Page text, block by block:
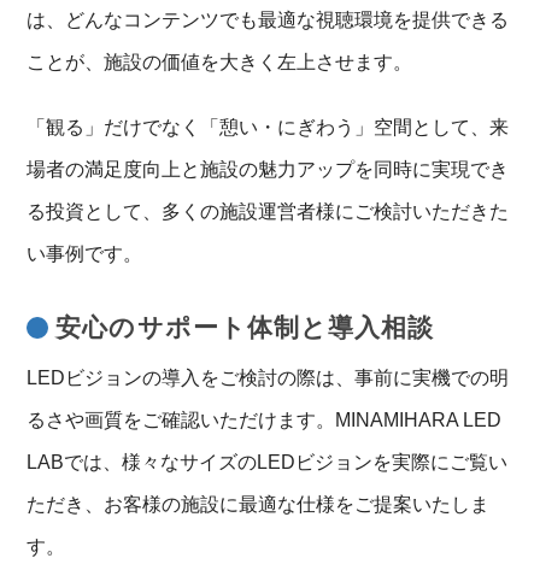
は、どんなコンテンツでも最適な視聴環境を提供できる
ことが、施設の価値を大きく左上させます。
「観る」だけでなく「憩い・にぎわう」空間として、来
場者の満足度向上と施設の魅力アップを同時に実現でき
る投資として、多くの施設運営者様にご検討いただきた
い事例です。
安心のサポート体制と導入相談
LEDビジョンの導入をご検討の際は、事前に実機での明
るさや画質をご確認いただけます。MINAMIHARA LED
LABでは、様々なサイズのLEDビジョンを実際にご覧い
ただき、お客様の施設に最適な仕様をご提案いたしま
す。